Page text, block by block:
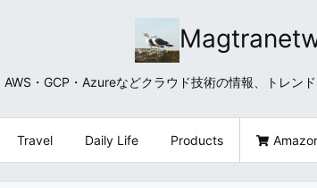
AWS・GCP・Azureなどクラウド技術の情報、トレン
Travel Daily Life Products